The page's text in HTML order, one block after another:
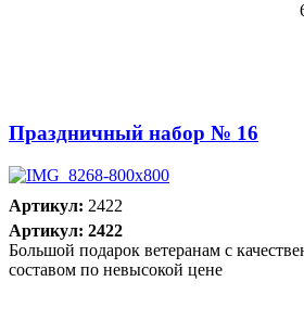
Праздничный набор № 16
Артикул: 2422
Артикул: 2422
Большой подарок ветеранам с
составом по невысокой цене